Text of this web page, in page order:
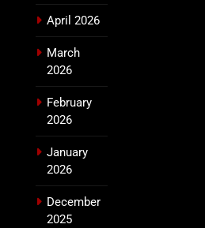
April 2026
March
2026
February
2026
January
2026
December
2025